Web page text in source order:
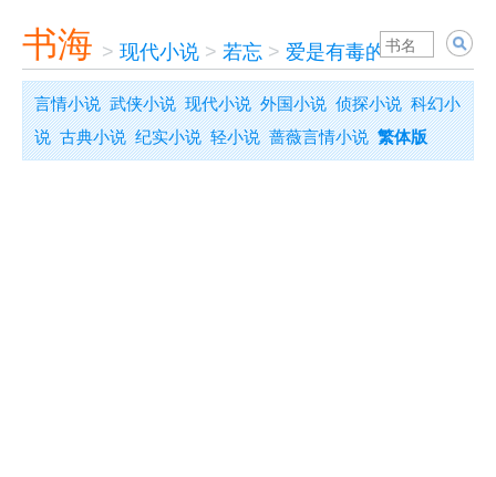
书海 > 现代小说 > 若忘 > 爱是有毒的(精编)
言情小说 武侠小说 现代小说 外国小说 侦探小说 科幻小
说 古典小说 纪实小说 轻小说 蔷薇言情小说 繁体版